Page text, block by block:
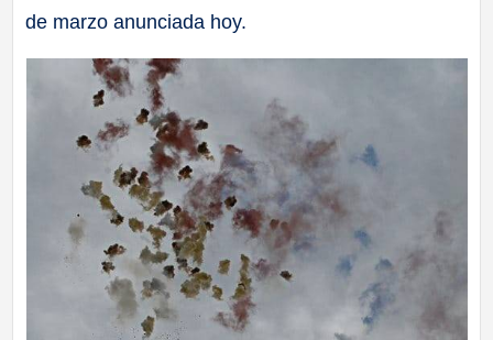
de marzo anunciada hoy.